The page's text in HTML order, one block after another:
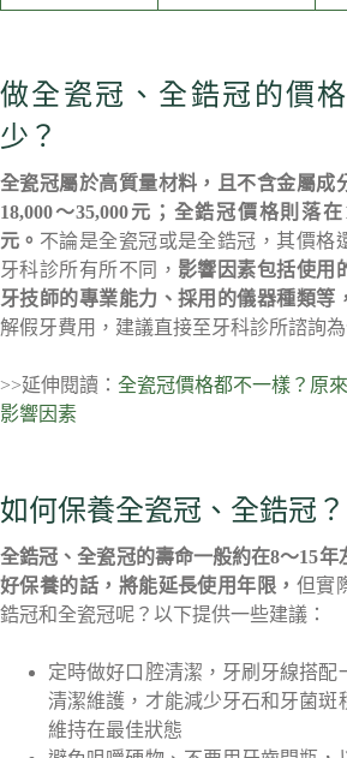
做全瓷冠、全鋯冠的價
少？
全瓷冠屬於高質量材料，且不含金屬成
18,000～35,000元；全鋯冠價格則落在
元。 不論是全瓷冠或是全鋯冠，其價格
牙科診所有所不同， 影響因素包括使用
牙技師的專業能力、採用的儀器種類等
解假牙費用，建議直接至牙科診所諮詢為
>>延伸閱讀：全瓷冠價格都不一樣？原
影響因素
如何保養全瓷冠、全鋯冠？
全鋯冠、全瓷冠的壽命一般約在8～15年
好保養的話，將能延長使用年限， 但實
鋯冠和全瓷冠呢？以下提供一些建議：
定時做好口腔清潔，牙刷牙線搭配
清潔維護，才能減少牙石和牙菌斑
維持在最佳狀態